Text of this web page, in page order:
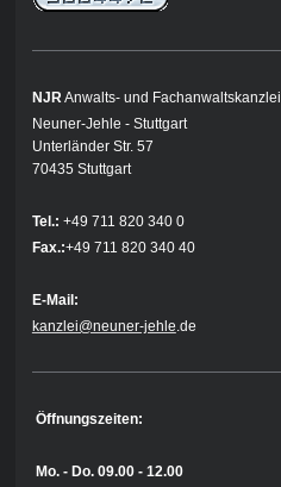
NJR Anwalts- und Fachanwaltskanzlei
Neuner-Jehle - Stuttgart
Unterländer Str. 57
70435 Stuttgart
Tel.: +49 711 820 340 0
Fax.:+49 711 820 340 40
E-Mail:
kanzlei@neuner-jehle .de
Öffnungszeiten:
Mo. - Do. 09.00 - 12.00